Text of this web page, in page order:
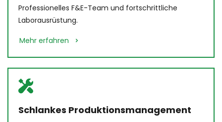
Professionelles F&E-Team und fortschrittliche
Laborausrüstung.
Mehr erfahren
Schlankes Produktionsmanagement